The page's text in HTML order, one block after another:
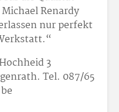
Renardy
nur perfekt
3
Tel. 087/65